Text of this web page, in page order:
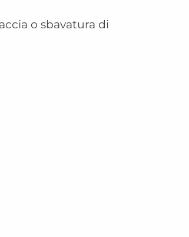
o sbavatura di